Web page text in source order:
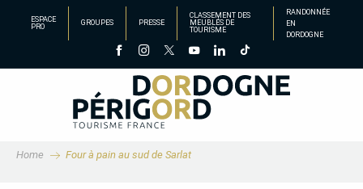
principal
ESPACE
PRO
GROUPES PRESSE
CLASSEMENT DES
MEUBLÉS DE
TOURISME
RANDONNÉE
EN
DORDOGNE
Home Four à pain au sud de Sarlat